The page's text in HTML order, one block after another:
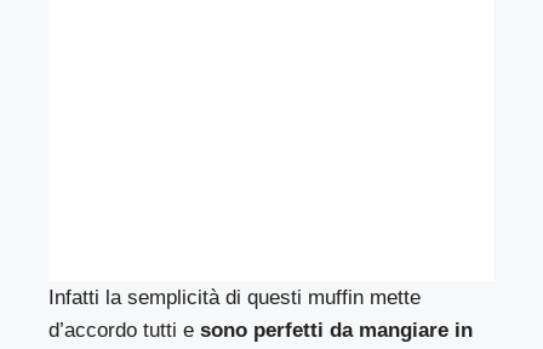
Infatti la semplicità di questi muffin mette
d’accordo tutti e sono perfetti da mangiare in